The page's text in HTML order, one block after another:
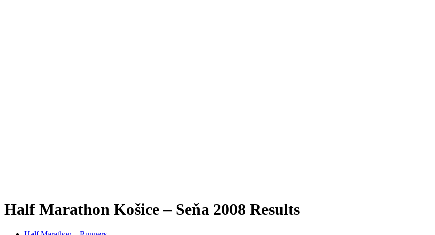
Half Marathon Košice – Seňa 2008 Results